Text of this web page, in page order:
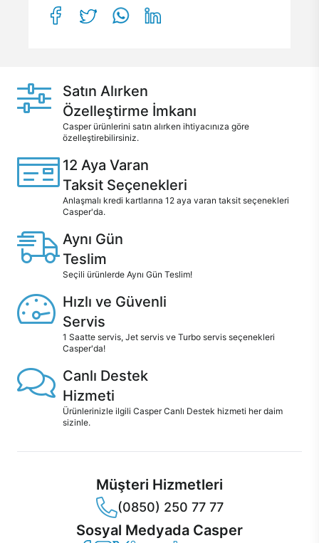
Satın Alırken
Özelleştirme İmkanı
Casper ürünlerini satın alırken ihtiyacınıza göre
özelleştirebilirsiniz.
12 Aya Varan
Taksit Seçenekleri
Anlaşmalı kredi kartlarına 12 aya varan taksit seçenekleri
Casper'da.
Aynı Gün
Teslim
Seçili ürünlerde Aynı Gün Teslim!
Hızlı ve Güvenli
Servis
1 Saatte servis, Jet servis ve Turbo servis seçenekleri
Casper'da!
Canlı Destek
Hizmeti
Ürünlerinizle ilgili Casper Canlı Destek hizmeti her daim
sizinle.
Müşteri Hizmetleri
(0850) 250 77 77
Sosyal Medyada Casper